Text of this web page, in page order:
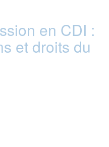
en CDI :
et droits du